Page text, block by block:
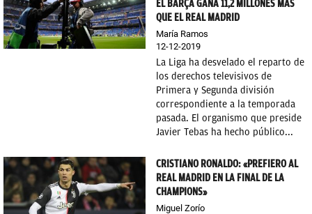
EL BARÇA GANA 11,2 MILLONES MÁS
QUE EL REAL MADRID
María Ramos
12-12-2019
La Liga ha desvelado el reparto de
los derechos televisivos de
Primera y Segunda división
correspondiente a la temporada
pasada. El organismo que preside
Javier Tebas ha hecho público...
CRISTIANO RONALDO: «PREFIERO AL
REAL MADRID EN LA FINAL DE LA
CHAMPIONS»
Miguel Zorío